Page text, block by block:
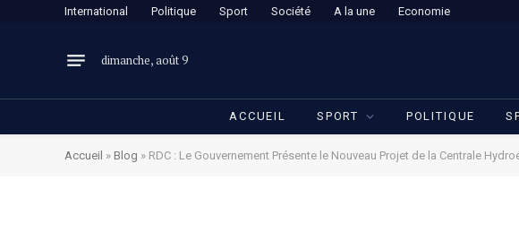
International Politique Sport Société A la une Economie
dimanche, août 9
ACCUEIL SPORT POLITIQUE
Accueil » Blog » RDC : Le Gouvernement Présente le Nouveau Projet de la Centrale